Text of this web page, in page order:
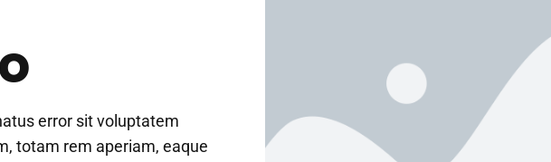
error sit voluptatem
totam rem aperiam, eaque